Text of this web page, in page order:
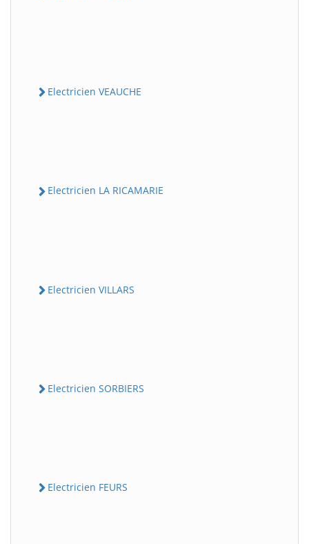
Electricien VEAUCHE
Electricien LA RICAMARIE
Electricien VILLARS
Electricien SORBIERS
Electricien FEURS